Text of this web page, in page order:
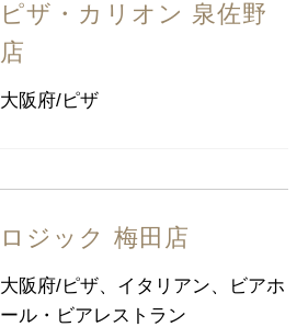
ピザ・カリオン 泉佐野
店
大阪府/ピザ
ロジック 梅田店
大阪府/ピザ、イタリアン、ビアホ
ール・ビアレストラン